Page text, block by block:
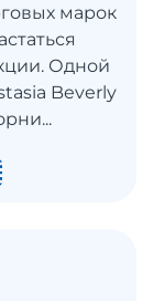
марок
Одной
Beverly